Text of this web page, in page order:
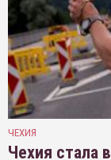
ЧЕХИЯ
Чехия стала